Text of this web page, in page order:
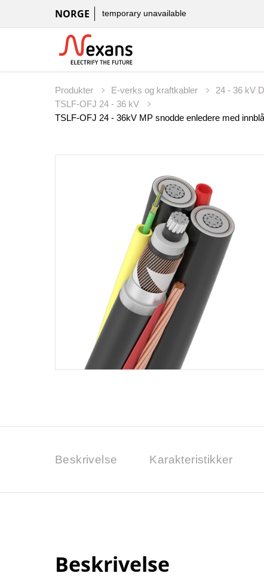
NORGE temporary unavailable
Produkter E-verks og kraftkabler 24 - 36 kV
TSLF-OFJ 24 - 36 kV
TSLF-OFJ 24 - 36kV MP snodde enledere med
Beskrivelse Karakteristikker
Beskrivelse